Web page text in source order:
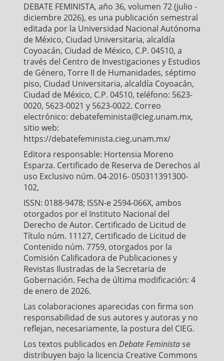
k p
DEBATE FEMINISTA, año 36, volumen 72 (julio -
diciembre 2026), es una publicación semestral
editada por la Universidad Nacional Autónoma
de México, Ciudad Universitaria, alcaldía
Coyoacán, Ciudad de México, C.P. 04510, a
través del Centro de Investigaciones y Estudios
de Género, Torre II de Humanidades, séptimo
piso, Ciudad Universitaria, alcaldía Coyoacán,
Ciudad de México, C.P. 04510, teléfono: 5623-
0020, 5623-0021 y 5623-0022. Correo
electrónico: debatefeminista@cieg.unam.mx,
sitio web:
https://debatefeminista.cieg.unam.mx/
Editora responsable: Hortensia Moreno
Esparza. Certificado de Reserva de Derechos al
uso Exclusivo núm. 04-2016- 050311391300-
102,
ISSN: 0188-9478; ISSN-e 2594-066X, ambos
otorgados por el Instituto Nacional del
Derecho de Autor. Certificado de Licitud de
Título núm. 11127, Certificado de Licitud de
Contenido núm. 7759, otorgados por la
Comisión Calificadora de Publicaciones y
Revistas Ilustradas de la Secretaria de
Gobernación. Fecha de última modificación: 4
de enero de 2026.
Las colaboraciones aparecidas con firma son
responsabilidad de sus autores y autoras y no
reflejan, necesariamente, la postura del CIEG.
Los textos publicados en Debate Feministase
distribuyen bajo la licencia Creative Commons